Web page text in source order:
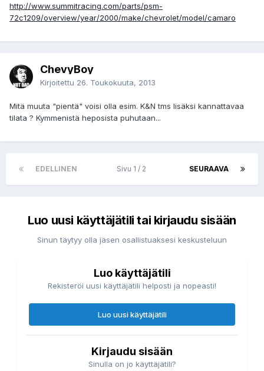
http://www.summitracing.com/parts/psm-
72c1209/overview/year/2000/make/chevrolet/model/camaro
ChevyBoy
Kirjoitettu 26. Toukokuuta, 2013
Mitä muuta "pientä" voisi olla esim. K&N tms lisäksi kannattavaa
tilata ? Kymmenistä heposista puhutaan...
EDELLINEN SEURAAVA
Sivu 1 / 2
Luo uusi käyttäjätili tai kirjaudu sisään
Sinun täytyy olla jäsen osallistuaksesi keskusteluun
Luo käyttäjätili
Rekisteröi uusi käyttäjätili helposti ja nopeasti!
Luo uusi käyttäjätili
Kirjaudu sisään
Sinulla on jo käyttäjätili?